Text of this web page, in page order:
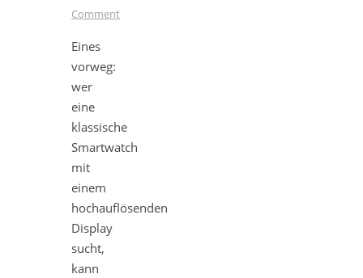
Comment
Eines
vorweg:
wer
eine
klassische
Smartwatch
mit
einem
hochauflösenden
Display
sucht,
kann